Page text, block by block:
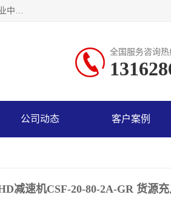
上海浜田实业有限公司专业致力于传动控制行业。面向工业机器人、半导体、机床、船舶、点胶、印刷、精密电子设备等行业中的运动控制技术。为日本哈默纳科（HarmonicDrive简称HD）中国地区定代理商，其生产的HarmonicDrive谐波减速机，具有轻量、小型、传动效率高、减速范围广、精度高等特点，被广泛应用于各种传动系统中。完善的技术，完善的售后，让您的选择无后顾之忧，欢迎您的来电洽谈！
全国服务咨询热
公司动态 客户案例
减速机CSF-20-80-2A-GR 货源